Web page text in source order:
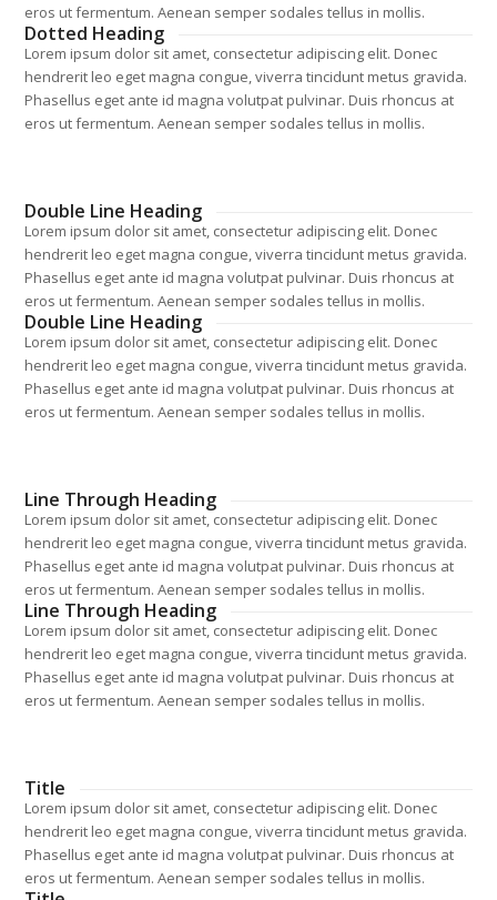
eros ut fermentum. Aenean semper sodales tellus in mollis.
Dotted Heading
Lorem ipsum dolor sit amet, consectetur adipiscing elit. Donec
hendrerit leo eget magna congue, viverra tincidunt metus gravida.
Phasellus eget ante id magna volutpat pulvinar. Duis rhoncus at
eros ut fermentum. Aenean semper sodales tellus in mollis.
Double Line Heading
Lorem ipsum dolor sit amet, consectetur adipiscing elit. Donec
hendrerit leo eget magna congue, viverra tincidunt metus gravida.
Phasellus eget ante id magna volutpat pulvinar. Duis rhoncus at
eros ut fermentum. Aenean semper sodales tellus in mollis.
Double Line Heading
Lorem ipsum dolor sit amet, consectetur adipiscing elit. Donec
hendrerit leo eget magna congue, viverra tincidunt metus gravida.
Phasellus eget ante id magna volutpat pulvinar. Duis rhoncus at
eros ut fermentum. Aenean semper sodales tellus in mollis.
Line Through Heading
Lorem ipsum dolor sit amet, consectetur adipiscing elit. Donec
hendrerit leo eget magna congue, viverra tincidunt metus gravida.
Phasellus eget ante id magna volutpat pulvinar. Duis rhoncus at
eros ut fermentum. Aenean semper sodales tellus in mollis.
Line Through Heading
Lorem ipsum dolor sit amet, consectetur adipiscing elit. Donec
hendrerit leo eget magna congue, viverra tincidunt metus gravida.
Phasellus eget ante id magna volutpat pulvinar. Duis rhoncus at
eros ut fermentum. Aenean semper sodales tellus in mollis.
Title
Lorem ipsum dolor sit amet, consectetur adipiscing elit. Donec
hendrerit leo eget magna congue, viverra tincidunt metus gravida.
Phasellus eget ante id magna volutpat pulvinar. Duis rhoncus at
eros ut fermentum. Aenean semper sodales tellus in mollis.